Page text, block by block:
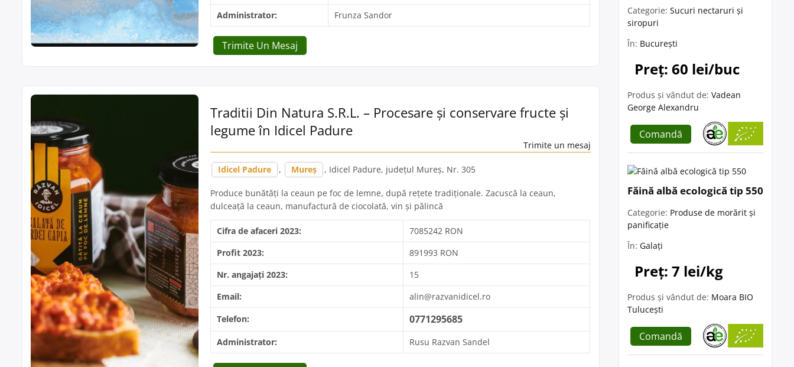
Administrator: Frunza Sandor
Trimite Un Mesaj
Traditii Din Natura S.R.L. – Procesare și conservare fructe și
legume în Idicel Padure
Trimite un mesaj
Idicel Padure , Mureș , Idicel Padure, județul Mureș, Nr. 305
Produce bunătăți la ceaun pe foc de lemne, după rețete tradiționale. Zacuscă la ceaun,
dulceață la ceaun, manufactură de ciocolată, vin și pălincă
Cifra de afaceri 2023:
7085242 RON
Profit 2023:
891993 RON
Nr. angajați 2023:
15
Email:
alin@razvanidicel.ro
Telefon:
0771295685
Administrator: Rusu Razvan Sandel
Categorie: Sucuri nectaruri și
siropuri
În: București
Preț: 60 lei/buc
Produs și vândut de: Vadean
George Alexandru
Comandă
Făină albă ecologică tip 550
Categorie: Produse de morărit și
panificație
În: Galați
Preț: 7 lei/kg
Produs și vândut de: Moara BIO
Tulucești
Comandă